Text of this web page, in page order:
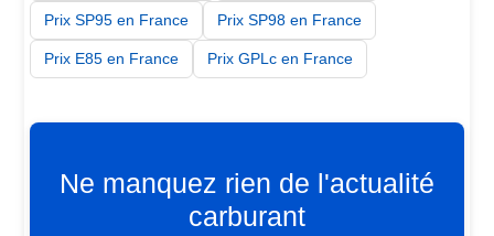
Prix SP95 en France Prix SP98 en France
Prix E85 en France Prix GPLc en France
Ne manquez rien de l'actualité
carburant